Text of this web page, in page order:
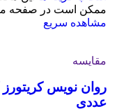
ممکن است در صفحه
مشاهده سریع
مقایسه
عددی